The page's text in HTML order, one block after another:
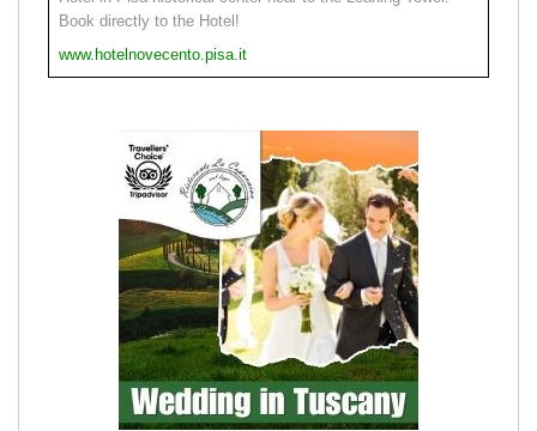
Book directly to the Hotel!
www.hotelnovecento.pisa.it